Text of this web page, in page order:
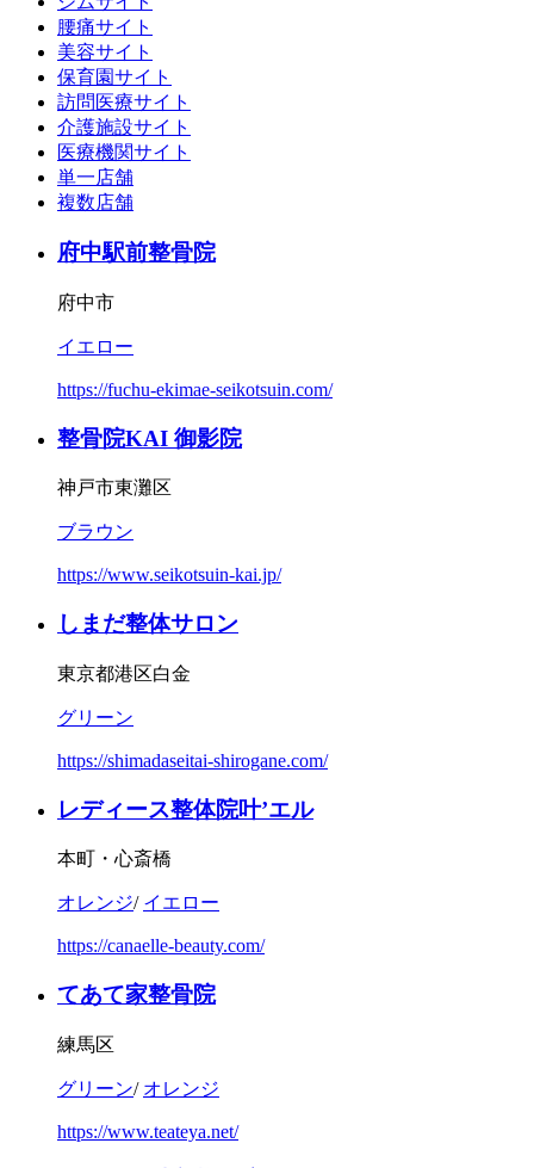
腰痛サイト
美容サイト
保育園サイト
訪問医療サイト
介護施設サイト
医療機関サイト
単一店舗
複数店舗
府中駅前整骨院
府中市
イエロー
https://fuchu-ekimae-seikotsuin.com/
整骨院KAI 御影院
神戸市東灘区
ブラウン
https://www.seikotsuin-kai.jp/
しまだ整体サロン
東京都港区白金
グリーン
https://shimadaseitai-shirogane.com/
レディース整体院叶’エル
本町・心斎橋
オレンジ/ イエロー
https://canaelle-beauty.com/
てあて家整骨院
練馬区
グリーン/ オレンジ
https://www.teateya.net/